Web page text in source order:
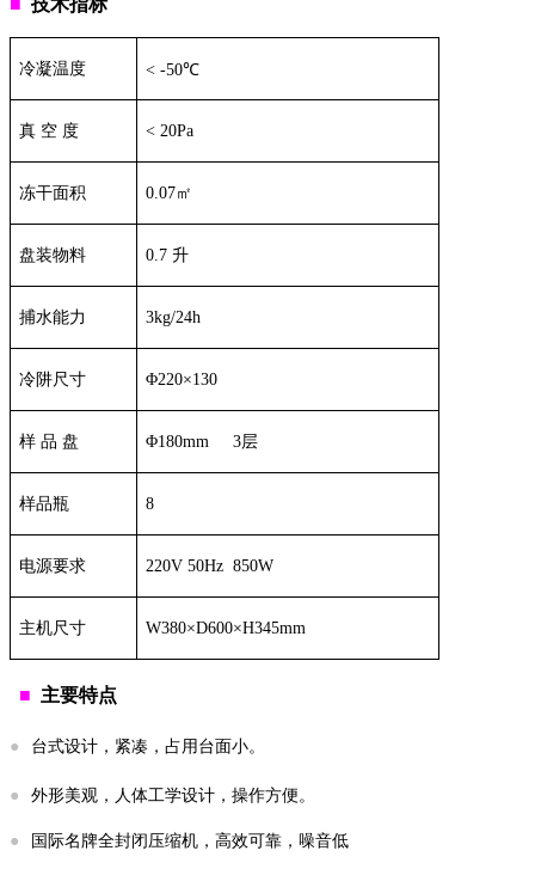
■ 技术指标
冷凝温度 <-50℃
真 空 度 < 20Pa
冻干面积 0.07㎡
盘装物料 0.7升
捕水能力 3kg/24h
冷阱尺寸 Φ220×130
样 品 盘 Φ180mm 3层
样品瓶 8
电源要求 220V 50Hz 850W
主机尺寸 W380×D600×H345mm
■ 主要特点
● 台式设计，紧凑，占用台面小。
● 外形美观，人体工学设计，操作方便。
● 国际名牌全封闭压缩机，高效可靠，噪音低